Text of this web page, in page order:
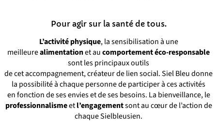
Pour agir sur la santé de tous.
L’activité physique, la sensibilisation à une
meilleurealimentationet aucomportement éco-responsable
sont les principaux outils
de cet accompagnement, créateur de lien social. Siel Bleu donne
la possibilité à chaque personne de participer à ces activités
en fonction de ses envies et de ses besoins. La bienveillance, le
professionnalismeetl’engagementsont au cœur de l’action de
chaque Sielbleusien.